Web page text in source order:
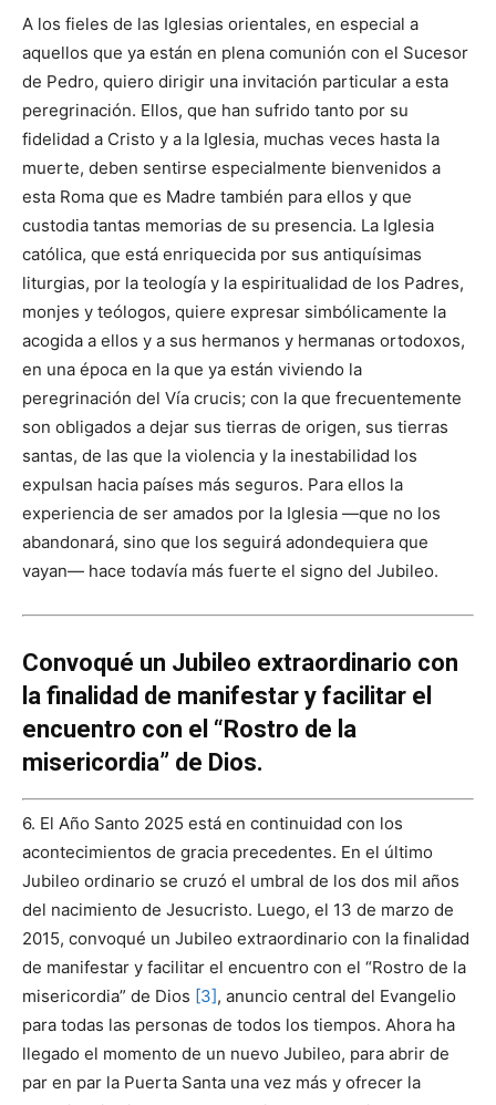
A los fieles de las Iglesias orientales, en especial a
aquellos que ya están en plena comunión con el Sucesor
de Pedro, quiero dirigir una invitación particular a esta
peregrinación. Ellos, que han sufrido tanto por su
fidelidad a Cristo y a la Iglesia, muchas veces hasta la
muerte, deben sentirse especialmente bienvenidos a
esta Roma que es Madre también para ellos y que
custodia tantas memorias de su presencia. La Iglesia
católica, que está enriquecida por sus antiquísimas
liturgias, por la teología y la espiritualidad de los Padres,
monjes y teólogos, quiere expresar simbólicamente la
acogida a ellos y a sus hermanos y hermanas ortodoxos,
en una época en la que ya están viviendo la
peregrinación del Vía crucis; con la que frecuentemente
son obligados a dejar sus tierras de origen, sus tierras
santas, de las que la violencia y la inestabilidad los
expulsan hacia países más seguros. Para ellos la
experiencia de ser amados por la Iglesia —que no los
abandonará, sino que los seguirá adondequiera que
vayan— hace todavía más fuerte el signo del Jubileo.
Convoqué un Jubileo extraordinario con
la finalidad de manifestar y facilitar el
encuentro con el “Rostro de la
misericordia” de Dios.
6. El Año Santo 2025 está en continuidad con los
acontecimientos de gracia precedentes. En el último
Jubileo ordinario se cruzó el umbral de los dos mil años
del nacimiento de Jesucristo. Luego, el 13 de marzo de
2015, convoqué un Jubileo extraordinario con la finalidad
de manifestar y facilitar el encuentro con el “Rostro de la
misericordia” de Dios [3], anuncio central del Evangelio
para todas las personas de todos los tiempos. Ahora ha
llegado el momento de un nuevo Jubileo, para abrir de
par en par la Puerta Santa una vez más y ofrecer la